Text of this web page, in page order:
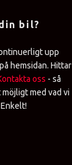
bil?
upp
hemsidan. Hittar
oss - så
med vad vi